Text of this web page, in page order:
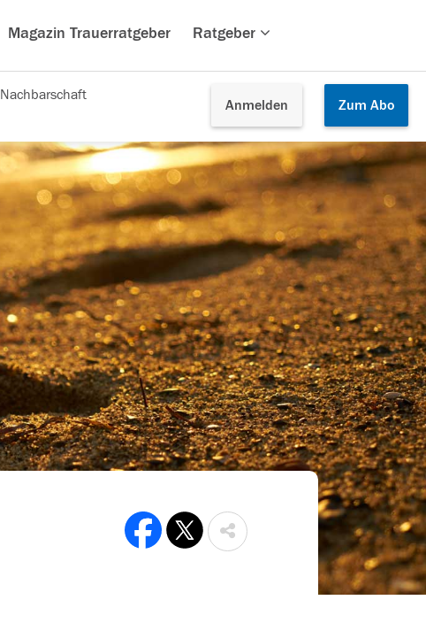
Magazin Trauerratgeber Ratgeber
Anmelden Zum Abo
Nachbarschaft